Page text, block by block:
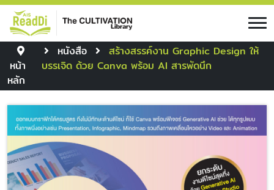
หน้า
หลัก
หนังสือ
สร้างสรรค์งาน Graphic Design ให้
บรรเจิด ด้วย Canva พร้อม AI สารพัดนึก